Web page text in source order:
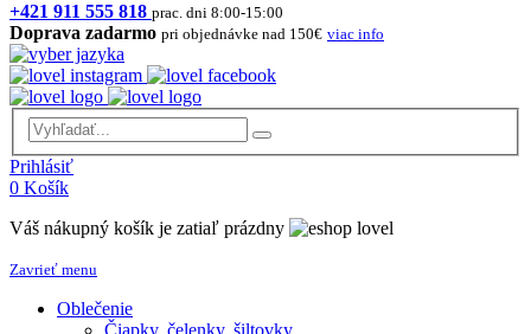
+421 911 555 818 prac. dni 8:00-15:00
Doprava zadarmo pri objednávke nad 150€ viac info
Prihlásiť
0 Košík
Váš nákupný košík je zatiaľ prázdny
Zavrieť menu
Oblečenie
Čiapky, čelenky, šiltovky